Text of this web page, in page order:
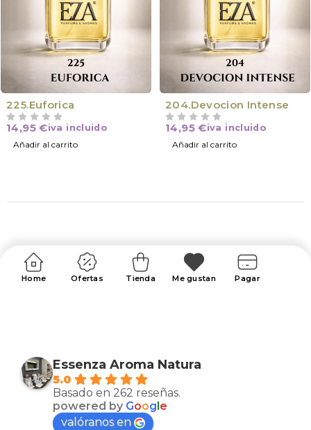
225.Euforica
14,95€iva incluido
Añadir al carrito
204.Devocion Intense
14,95€iva incluido
Añadir al carrito
Home Ofertas Tienda Me gustan Pagar
Essenza Aroma Natura
5.0
Basado en 262 reseñas.
powered by Goog e
valóranos en